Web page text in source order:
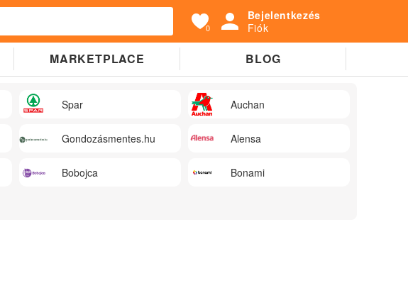
0
Bejelentkezés
Fiók
MARKETPLACE BLOG
Spar Auchan
Gondozásmentes.hu Alensa
Bobojca Bonami